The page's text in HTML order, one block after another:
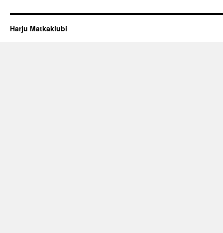
Harju Matkaklubi